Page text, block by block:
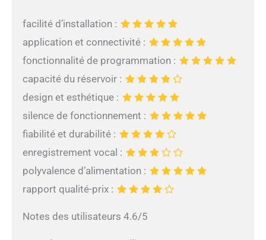
facilité d’installation :
application et connectivité :
fonctionnalité de programmation :
capacité du réservoir :
design et esthétique :
silence de fonctionnement :
fiabilité et durabilité :
enregistrement vocal :
polyvalence d’alimentation :
rapport qualité-prix :
Notes des utilisateurs 4.6/5